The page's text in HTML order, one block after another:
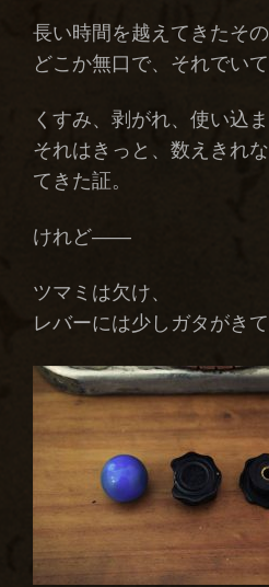
長い時間を越えてきたその
どこか無口で、それでい
くすみ、剥がれ、使い込ま
それはきっと、数えきれ
てきた証。
けれど――
ツマミは欠け、
レバーには少しガタがきて